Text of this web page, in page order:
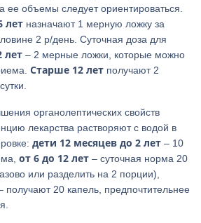
ее объемы следует ориентироваться.
лет назначают 1 мерную ложку за
2 р/день. Суточная доза для
лет – 2 мерные ложки, которые можно
Старше 12 лет получают 2
органолептических свойств
лекарства растворяют с водой в
дети 12 месяцев до 2 лет – 10
от 6 до 12 лет – суточная норма 20
или разделить на 2 порции),
получают 20 капель, предпочтительнее